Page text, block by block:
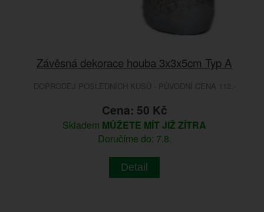
Závěsná dekorace houba 3x3x5cm Typ A
DOPRODEJ POSLEDNÍCH KUSŮ - PŮVODNÍ CENA 112.-
Cena: 50 Kč
Skladem MŮŽETE MÍT JIŽ ZÍTRA
Doručíme do: 7.8.
Detail